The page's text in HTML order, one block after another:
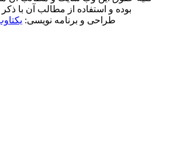
و استفاده از مطالب آن با ذکر منبع بلامانع
طراحی و برنامه نویسی:یکتاوب افزار شرق